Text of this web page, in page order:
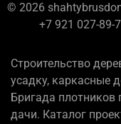
© 2026
+7 921 027-89-
Строительство
усадку, каркасные
Бригада
дачи. Каталог